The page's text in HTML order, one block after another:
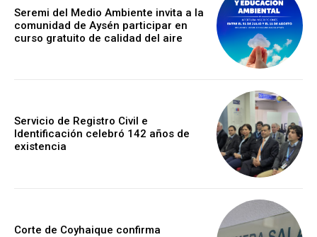
Seremi del Medio Ambiente invita a la
comunidad de Aysén participar en
curso gratuito de calidad del aire
Servicio de Registro Civil e
Identificación celebró 142 años de
existencia
Corte de Coyhaique confirma